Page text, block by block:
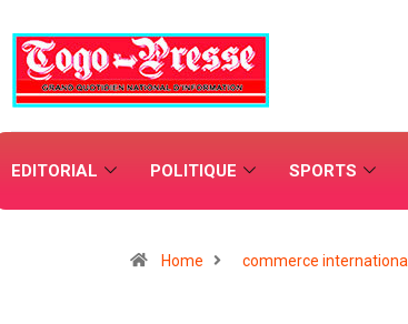
EDITORIAL POLITIQUE SPORTS
Home commerce international